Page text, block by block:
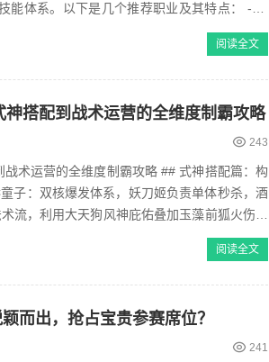
能体系。以下是几个推荐职业及其特点： - 剑
阅读全文
搭配到战术运营的全维度制霸攻略
243
术运营的全维度制霸攻略 ## 式神搭配篇：构
子：双核爆发体系，妖刀姬负责单体秒杀，酒
流，利用大天狗风神庇佑叠加玉藻前狐火伤害
阅读全文
而出，抢占宝贵参赛席位？
241